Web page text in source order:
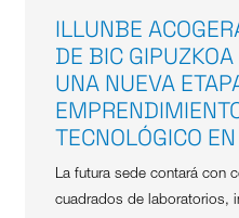
ILLUNBE
DE BIC
UNA NUEVA
TECNOLÓGICO
La futura sede contará con
cuadrados de laboratorios,